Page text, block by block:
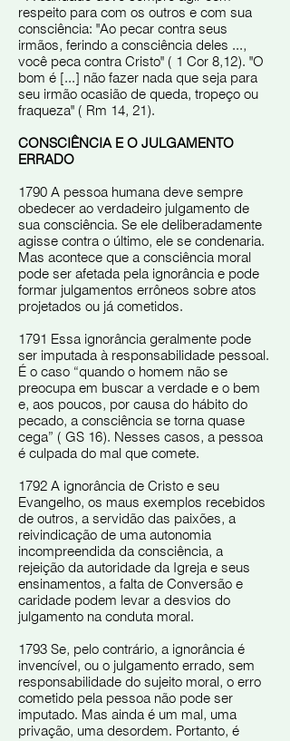
respeito para com os outros e com sua
consciência: "Ao pecar contra seus
irmãos, ferindo a consciência deles ...,
você peca contra Cristo" ( 1 Cor 8,12). "O
bom é [...] não fazer nada que seja para
seu irmão ocasião de queda, tropeço ou
fraqueza" ( Rm 14, 21).
CONSCIÊNCIA E O JULGAMENTO
ERRADO
1790 A pessoa humana deve sempre
obedecer ao verdadeiro julgamento de
sua consciência. Se ele deliberadamente
agisse contra o último, ele se condenaria.
Mas acontece que a consciência moral
pode ser afetada pela ignorância e pode
formar julgamentos errôneos sobre atos
projetados ou já cometidos.
1791 Essa ignorância geralmente pode
ser imputada à responsabilidade pessoal.
É o caso “quando o homem não se
preocupa em buscar a verdade e o bem
e, aos poucos, por causa do hábito do
pecado, a consciência se torna quase
cega” ( GS 16). Nesses casos, a pessoa
é culpada do mal que comete.
1792 A ignorância de Cristo e seu
Evangelho, os maus exemplos recebidos
de outros, a servidão das paixões, a
reivindicação de uma autonomia
incompreendida da consciência, a
rejeição da autoridade da Igreja e seus
ensinamentos, a falta de Conversão e
caridade podem levar a desvios do
julgamento na conduta moral.
1793 Se, pelo contrário, a ignorância é
invencível, ou o julgamento errado, sem
responsabilidade do sujeito moral, o erro
cometido pela pessoa não pode ser
imputado. Mas ainda é um mal, uma
privação, uma desordem. Portanto, é